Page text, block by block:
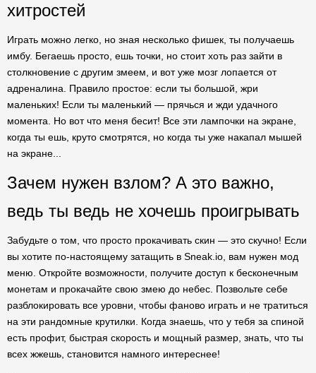
хитростей
Играть можно легко, но зная несколько фишек, ты получаешь
имбу. Бегаешь просто, ешь точки, но стоит хоть раз зайти в
столкновение с другим змеем, и вот уже мозг лопается от
адреналина. Правило простое: если ты большой, жри
маленьких! Если ты маленький — прячься и жди удачного
момента. Но вот что меня бесит! Все эти лампочки на экране,
когда ты ешь, круто смотрятся, но когда ты уже накапал мышей
на экране...
Зачем нужен взлом? А это важно,
ведь ты ведь не хочешь проигрывать
Забудьте о том, что просто прокачивать скин — это скучно! Если
вы хотите по-настоящему затащить в Sneak.io, вам нужен мод
меню. Откройте возможности, получите доступ к бесконечным
монетам и прокачайте свою змею до небес. Позвольте себе
разблокировать все уровни, чтобы фаново играть и не тратиться
на эти рандомные крутилки. Когда знаешь, что у тебя за спиной
есть профит, быстрая скорость и мощный размер, знать, что ты
всех жжешь, становится намного интереснее!